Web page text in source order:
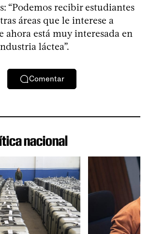
“Podemos recibir estudiantes
áreas que le interese a
ahora está muy interesada en
láctea”.
Comentar
nacional